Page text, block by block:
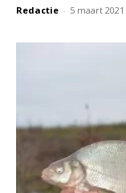
Redactie - 5 maart 2021